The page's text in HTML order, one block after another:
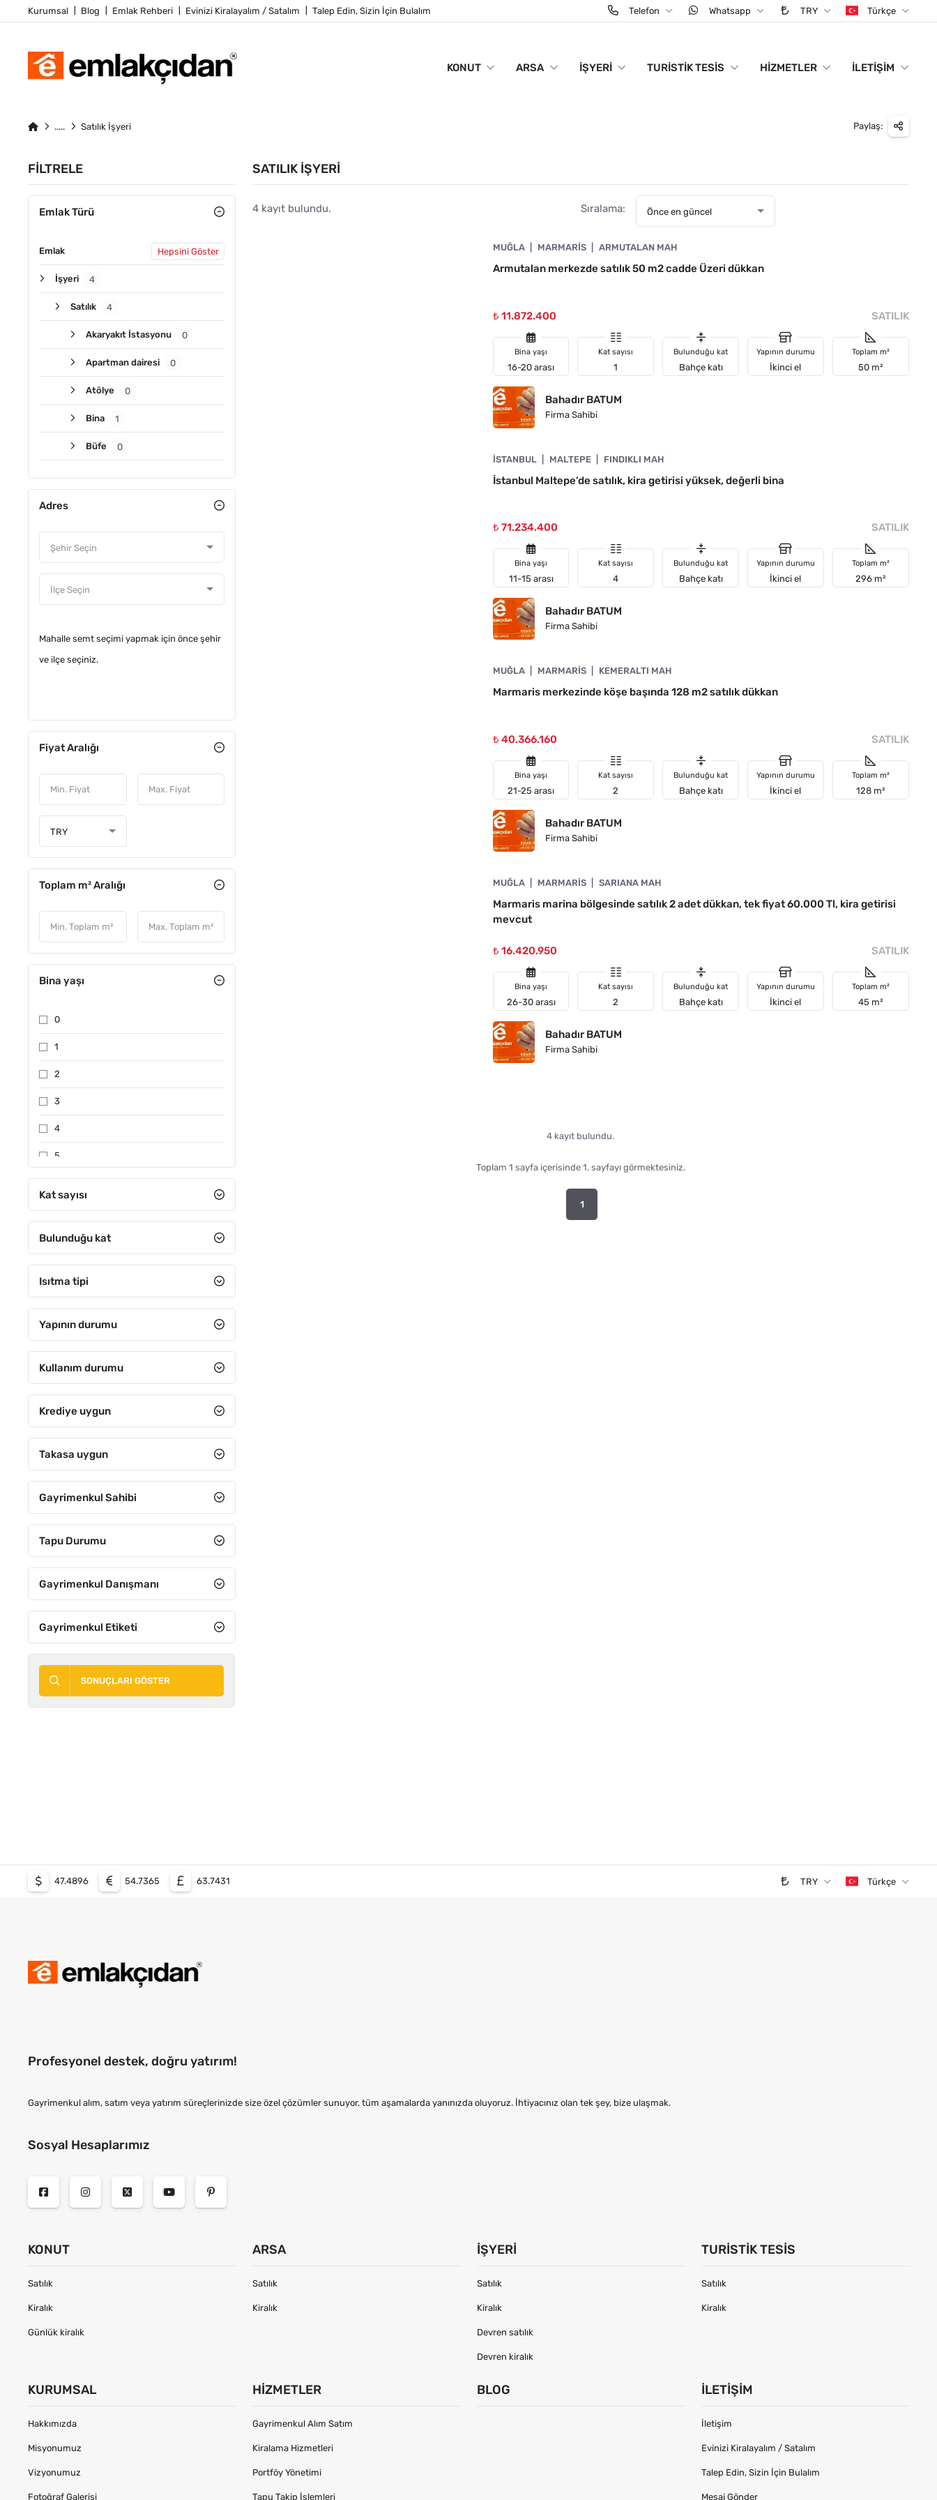
Kurumsal Blog Emlak Rehberi Evinizi Kiralayalım / Satalım Talep Edin, Sizin İçin Bulalım Telefon Whatsapp TRY Türkçe
KONUT ARSA İŞYERI TURISTIK TESIS HIZMETLER İLETIŞIM
Satılık İşyeri Paylaş:
FILTRELE
Emlak Türü
Emlak Hepsini Göster
İşyeri 4
Satılık 4
Akaryakıt İstasyonu 0
Apartman dairesi 0
Atölye 0
Bina 1
Büfe 0
Dükkan & mağaza 3
Hastane
Kafe & bar 0
Restoran & lokanta
Adres
Mahalle semt seçimi yapmak için önce şehir
ve ilçe seçiniz.
Fiyat Aralığı
TRY
Toplam m² Aralığı
Bina yaşı
0
1
2
3
4
5
11-15 arası
16-20 arası
21-25 arası
31 ve Üzeri
Kat sayısı
Bulunduğu kat
Isıtma tipi
Yapının durumu
Kullanım durumu
Krediye uygun
Takasa uygun
Gayrimenkul Sahibi
Tapu Durumu
Gayrimenkul Danışmanı
Gayrimenkul Etiketi
SONUÇLARI GÖSTER
SATILIK İŞYERI
4 kayıt bulundu. Sıralama: Önce en güncel
MUĞLA MARMARIS ARMUTALAN MAH
Armutalan merkezde satılık 50 m2 cadde Üzeri dükkan
₺ 11.872.400 SATILIK
Bina yaşı
16-20 arası
Kat sayısı
1
Bulunduğu kat
Bahçe katı
Yapının durumu
İkinci el
Toplam m²
50 m²
Bahadır BATUM
Firma Sahibi
İSTANBUL MALTEPE FINDIKLI MAH
İstanbul Maltepe’de satılık, kira getirisi yüksek, değerli bina
₺ 71.234.400 SATILIK
Bina yaşı
11-15 arası
Kat sayısı
4
Bulunduğu kat
Bahçe katı
Yapının durumu
İkinci el
Toplam m²
296 m²
Bahadır BATUM
Firma Sahibi
MUĞLA MARMARIS KEMERALTI MAH
Marmaris merkezinde köşe başında 128 m2 satılık dükkan
₺ 40.366.160 SATILIK
Bina yaşı
21-25 arası
Kat sayısı
2
Bulunduğu kat
Bahçe katı
Yapının durumu
İkinci el
Toplam m²
128 m²
Bahadır BATUM
Firma Sahibi
MUĞLA MARMARIS SARIANA MAH
Marmaris marina bölgesinde satılık 2 adet dükkan, tek fiyat 60.000 Tl, kira getirisi
mevcut
₺ 16.420.950 SATILIK
Bina yaşı
26-30 arası
Kat sayısı
2
Bulunduğu kat
Bahçe katı
Yapının durumu
İkinci el
Toplam m²
45 m²
Bahadır BATUM
Firma Sahibi
4 kayıt bulundu.
Toplam 1 sayfa içerisinde 1. sayfayı görmektesiniz.
1
47.4896 54.7365 63.7431 TRY Türkçe
Profesyonel destek, doğru yatırım!
Gayrimenkul alım, satım veya yatırım süreçlerinizde size özel çözümler sunuyor, tüm aşamalarda yanınızda oluyoruz. İhtiyacınız olan tek şey, bize ulaşmak.
Sosyal Hesaplarımız
KONUT
Satılık
Kiralık
Günlük kiralık
ARSA
Satılık
Kiralık
İŞYERI
Satılık
Kiralık
Devren satılık
Devren kiralık
TURISTIK TESIS
Satılık
Kiralık
KURUMSAL
Hakkımızda
Misyonumuz
Vizyonumuz
Fotoğraf Galerisi
HIZMETLER
Gayrimenkul Alım Satım
Kiralama Hizmetleri
Portföy Yönetimi
Tapu Takip İşlemleri
BLOG İLETIŞIM
İletişim
Evinizi Kiralayalım / Satalım
Talep Edin, Sizin İçin Bulalım
Mesaj Gönder